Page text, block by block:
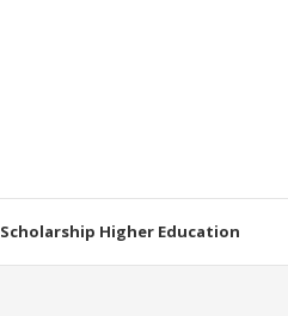
Scholarship Higher Education